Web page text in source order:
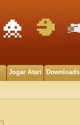
Jogar Atari Downloads